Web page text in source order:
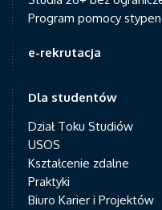
Program pomocy
e-rekrutacja
Dla studentów
Dział Toku Studiów
USOS
Kształcenie zdalne
Praktyki
Biuro Karier i Projektów